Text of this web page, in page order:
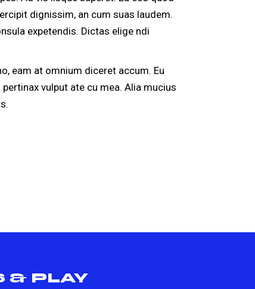
dignissim, an cum suas laudem.
expetendis. Dictas elige ndi
eam at omnium diceret accum. Eu
vulput ate cu mea. Alia mucius
& PLAY